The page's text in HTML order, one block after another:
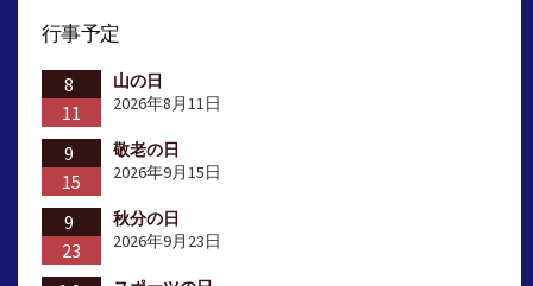
行事予定
8
11
山の日
2026年8月11日
9
15
敬老の日
2026年9月15日
9
23
秋分の日
2026年9月23日